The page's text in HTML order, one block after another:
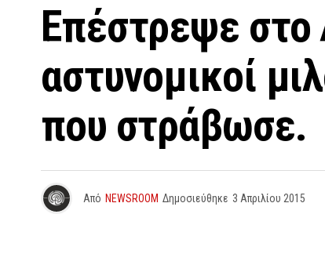
Επέστρεψε στο
αστυνομικοί
που στράβωσε.
Από NEWSROOM Δημοσιεύθηκε 3 Απριλίου 2015